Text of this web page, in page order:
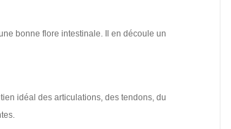
bonne flore intestinale. Il en découle un
idéal des articulations, des tendons, du